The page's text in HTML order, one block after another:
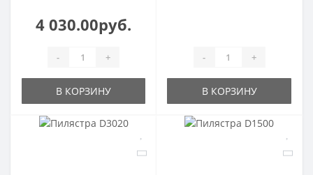
4 030.00руб.
- +
В КОРЗИНУ
- +
В КОРЗИНУ